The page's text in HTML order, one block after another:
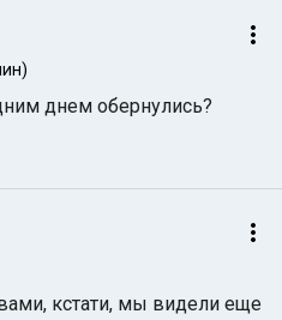
днем обернулись?
кстати, мы видели еще